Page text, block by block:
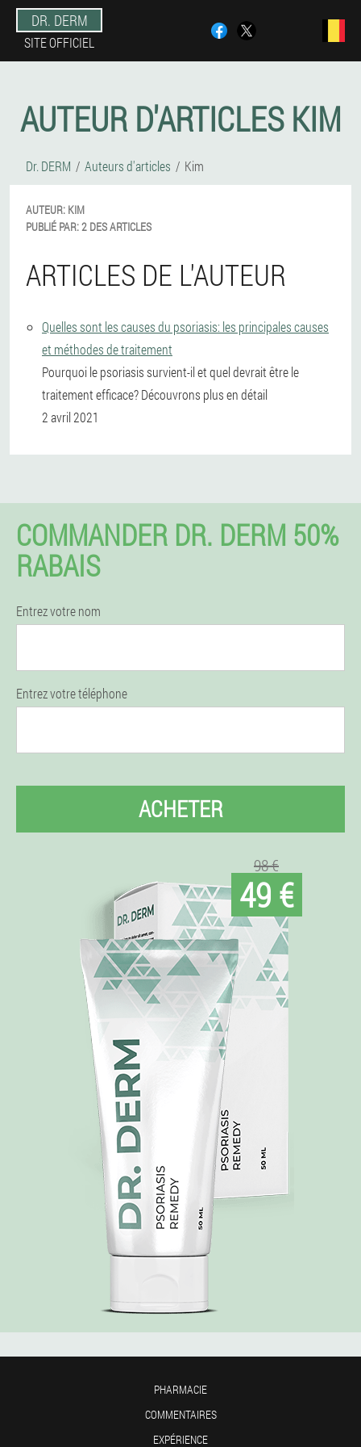
DR. DERM
SITE OFFICIEL
AUTEUR D'ARTICLES KIM
Dr. DERM Auteurs d'articles Kim
AUTEUR: KIM
PUBLIÉ PAR:2 DES ARTICLES
ARTICLES DE L'AUTEUR
Quelles sont les causes du psoriasis: les principales causes
et méthodes de traitement
Pourquoi le psoriasis survient-il et quel devrait être le
traitement efficace? Découvrons plus en détail
2 avril 2021
COMMANDER DR. DERM 50%
RABAIS
Entrez votre nom
Entrez votre téléphone
ACHETER
98 €
49 €
PHARMACIE
COMMENTAIRES
EXPÉRIENCE